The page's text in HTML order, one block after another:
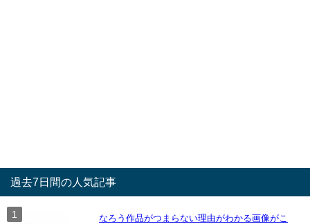
過去7日間の人気記事
なろう作品がつまらない理由がわかる画像がこ